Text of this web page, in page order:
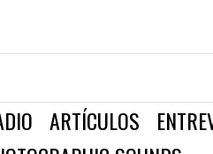
ARTÍCULOS